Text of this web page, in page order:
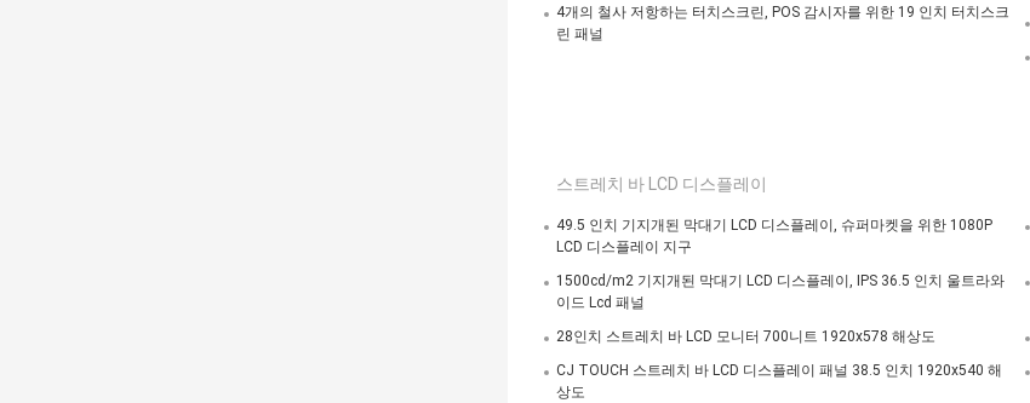
4개의 철사 저항하는 터치스크린, POS 감시자를 위한 19 인치 터치스크
린 패널
스트레치 바 LCD 디스플레이
49.5 인치 기지개된 막대기 LCD 디스플레이, 슈퍼마켓을 위한 1080P
LCD 디스플레이 지구
1500cd/m2 기지개된 막대기 LCD 디스플레이, IPS 36.5 인치 울트라와
이드 Lcd 패널
28인치 스트레치 바 LCD 모니터 700니트 1920x578 해상도
CJ TOUCH 스트레치 바 LCD 디스플레이 패널 38.5 인치 1920x540 해
상도